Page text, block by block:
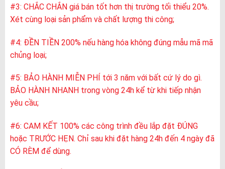
#3: CHẮC CHẮN giá bán tốt hơn thị trường tối thiểu 20%.
Xét cùng loại sản phẩm và chất lượng thi công;
#4: ĐỀN TIỀN 200% nếu hàng hóa không đúng mẫu mã mã
chủng loại;
#5: BẢO HÀNH MIỄN PHÍ tới 3 năm với bất cứ lý do gì.
BẢO HÀNH NHANH trong vòng 24h kể từ khi tiếp nhận
yêu cầu;
#6: CAM KẾT 100% các công trình đều lắp đặt ĐÚNG
hoặc TRƯỚC HẸN. Chỉ sau khi đặt hàng 24h đến 4 ngày đã
CÓ RÈM để dùng.